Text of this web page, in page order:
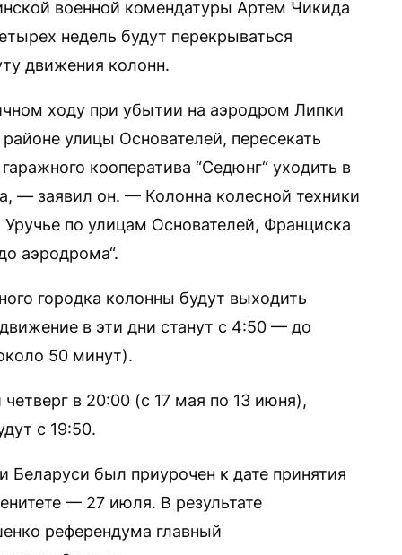
военной комендатуры Артем Чикида
недель будут перекрываться
движения колонн.
ходу при убытии на аэродром Липки
улицы Основателей, пересекать
кооператива “Седюнг“ уходить в
— заявил он. — Колонна колесной техники
Уручье по улицам Основателей, Франциска
аэродрома“.
городка колонны будут выходить
в эти дни станут с 4:50 — до
50 минут).
в 20:00 (с 17 мая по 13 июня),
с 19:50.
Беларуси был приурочен к дате принятия
— 27 июля. В результате
референдума главный